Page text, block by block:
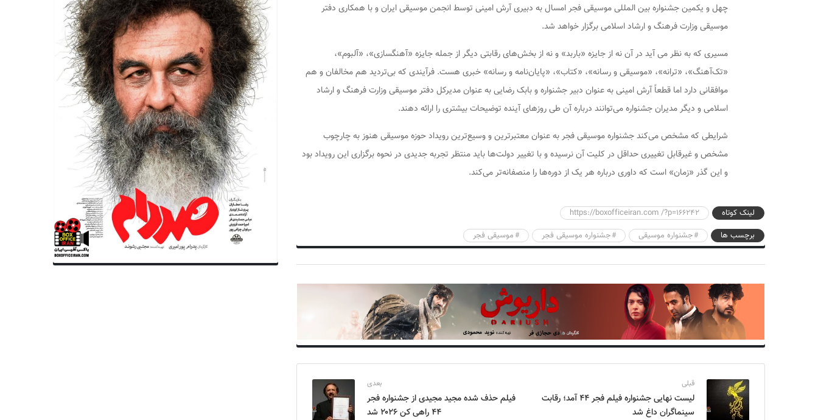
چهل و یکمین جشنواره بین المللی موسیقی فجر امسال به دبیری آرش امینی توسط انجمن موسیقی ایران و با همکاری دفتر
موسیقی وزارت فرهنگ و ارشاد اسلامی برگزار خواهد شد.
مسیری که به نظر می آید در آن نه از جایزه «باربد» و نه از بخش‌های رقابتی دیگر از جمله جایزه «آهنگسازی»، «آلبوم»،
«تک‌آهنگ»، «ترانه»، «موسیقی و رسانه»، «کتاب»، «پایان‌نامه و رسانه» خبری هست. فرآیندی که بی‌تردید هم مخالفان و هم
موافقانی دارد اما قطعاً آرش امینی به عنوان دبیر جشنواره و بابک رضایی به عنوان مدیرکل دفتر موسیقی وزارت فرهنگ و ارشاد
اسلامی و دیگر مدیران جشنواره می‌توانند درباره آن طی روزهای آینده توضیحات بیشتری را ارائه دهند.
شرایطی که مشخص می‌کند جشنواره موسیقی فجر به عنوان معتبرترین و وسیع‌ترین رویداد حوزه موسیقی هنوز به چارچوب
مشخص و غیرقابل تغییری حداقل در کلیت آن نرسیده و با تغییر دولت‌ها باید منتظر تجربه جدیدی در نحوه برگزاری این رویداد بود
و این گذر «زمان» است که داوری درباره هر یک از دوره‌ها را منصفانه‌تر می‌کند.
لینک کوتاه
https://boxofficeiran.com /?p=166242
برچسب ها
جشنواره موسیقی جشنواره موسیقی فجر موسیقی فجر
قبلی
لیست نهایی جشنواره فیلم فجر ۴۴ آمد؛ رقابت
سینماگران داغ شد
بعدی
فیلم حذف شده مجید مجیدی از جشنواره فجر
۴۴ راهی کن ۲۰۲۶ شد